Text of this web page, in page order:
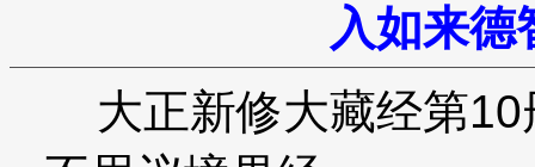
入如来德
大正新修大藏经第10